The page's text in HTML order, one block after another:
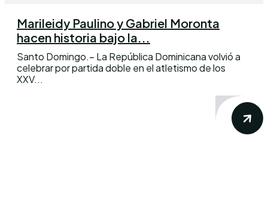
Marileidy Paulino y Gabriel Moronta
hacen historia bajo la...
Santo Domingo.– La República Dominicana volvió a
celebrar por partida doble en el atletismo de los
XXV...